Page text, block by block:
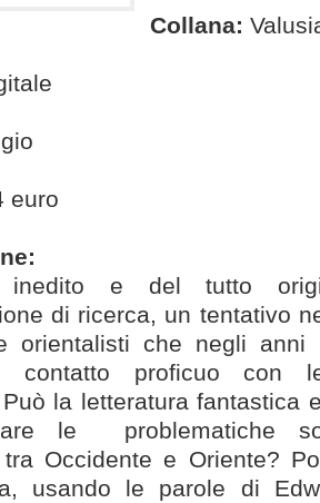
Collana:
euro
inedito e del tutto
di ricerca, un tentativo
orientalisti che negli anni
contatto proficuo con
Può la letteratura fantastica
le problematiche
tra Occidente e Oriente?
usando le parole di